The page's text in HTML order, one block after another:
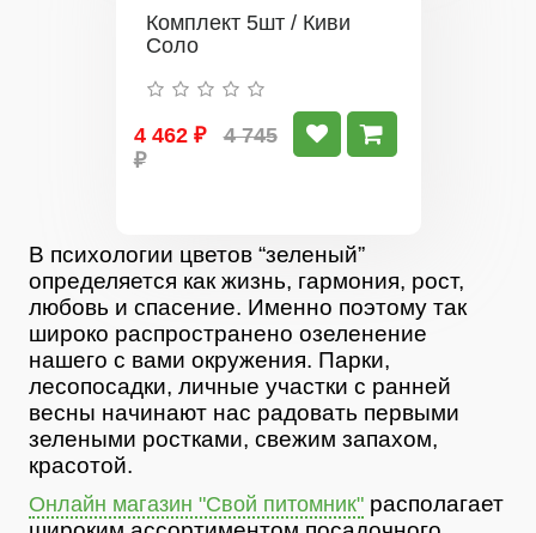
Комплект 5шт / Киви
Соло
4 462 ₽
4 745
₽
В психологии цветов “зеленый”
определяется как жизнь, гармония, рост,
любовь и спасение. Именно поэтому так
широко распространено озеленение
нашего с вами окружения. Парки,
лесопосадки, личные участки с ранней
весны начинают нас радовать первыми
зелеными ростками, свежим запахом,
красотой.
Онлайн магазин "Свой питомник" располагает